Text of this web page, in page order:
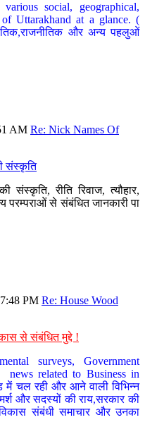
social, geographical,
Uttarakhand at a glance. (
और अन्य पहलुओं
AM Re: Nick Names Of
संस्कृति
संस्कृति, रीति रिवाज, त्यौहार,
परम्पराओं से संबंधित जानकारी पा
PM Re: House Wood
से संबंधित मुद्दे !
surveys, Government
news related to Business in
में चल रही और आने वाली विभिन्न
और सदस्यों की राय,सरकार की
संबंधी समाचार और उनका